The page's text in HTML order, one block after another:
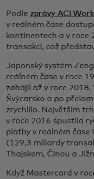
Podle zprávy ACI
v reálném čase
kontinentech a v roce
transakcí, což
Japonský systém
reálném čase v roce
zahájil až v roce
Švýcarsko a po
zrychlilo. Největším
v roce 2016 spustila
platby v reálném
(129,3 miliardy
Thajskem, Čínou a
Když Mastercard v